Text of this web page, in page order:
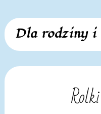
Skip
content
Dla rodziny i